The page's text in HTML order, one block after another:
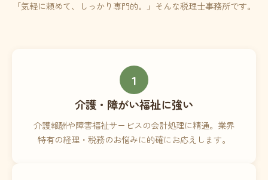
「気軽に頼めて、しっかり専門的。」そんな税理士事務所です。
1
介護・障がい福祉に強い
介護報酬や障害福祉サービスの会計処理に精通。業界
特有の経理・税務のお悩みに的確にお応えします。